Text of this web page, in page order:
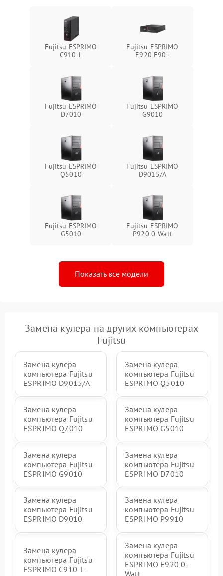
Fujitsu ESPRIMO
C910-L
Fujitsu ESPRIMO
E920 E90+
Fujitsu ESPRIMO
D7010
Fujitsu ESPRIMO
G9010
Fujitsu ESPRIMO
Q5010
Fujitsu ESPRIMO
D9015/A
Fujitsu ESPRIMO
G5010
Fujitsu ESPRIMO
P920 0-Watt
Показать все модели
Замена кулера на других компьютерах
Fujitsu
Замена кулера
компьютера Fujitsu
ESPRIMO D9015/A
Замена кулера
компьютера Fujitsu
ESPRIMO Q5010
Замена кулера
компьютера Fujitsu
ESPRIMO Q7010
Замена кулера
компьютера Fujitsu
ESPRIMO G5010
Замена кулера
компьютера Fujitsu
ESPRIMO G9010
Замена кулера
компьютера Fujitsu
ESPRIMO D7010
Замена кулера
компьютера Fujitsu
ESPRIMO D9010
Замена кулера
компьютера Fujitsu
ESPRIMO P9910
Замена кулера
компьютера Fujitsu
ESPRIMO C910-L
Замена кулера
компьютера Fujitsu
ESPRIMO E920 0-
Watt